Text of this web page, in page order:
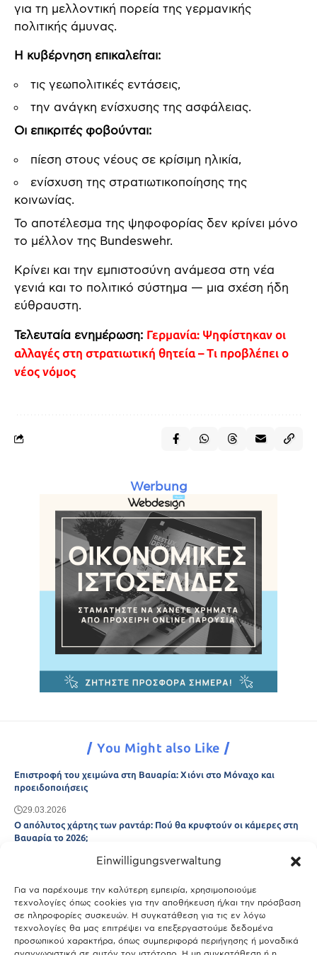
Einwilligungsverwaltung
Για να παρέχουμε την καλύτερη εμπειρία, χρησιμοποιούμε
τεχνολογίες όπως cookies για την αποθήκευση ή/και την πρόσβαση
σε πληροφορίες συσκευών. Η συγκατάθεση για τις εν λόγω
τεχνολογίες θα μας επιτρέψει να επεξεργαστούμε δεδομένα
προσωπικού χαρακτήρα, όπως συμπεριφορά περιήγησης ή μοναδικά
για τη μελλοντική πορεία της γερμανικής
πολιτικής άμυνας.
Η κυβέρνηση επικαλείται:
τις γεωπολιτικές εντάσεις,
την ανάγκη ενίσχυσης της ασφάλειας.
Οι επικριτές φοβούνται:
πίεση στους νέους σε κρίσιμη ηλικία,
ενίσχυση της στρατιωτικοποίησης της
κοινωνίας.
Το αποτέλεσμα της ψηφοφορίας δεν κρίνει μόνο
το μέλλον της Bundeswehr.
Κρίνει και την εμπιστοσύνη ανάμεσα στη νέα
γενιά και το πολιτικό σύστημα — μια σχέση ήδη
εύθραυστη.
Τελευταία ενημέρωση: Γερμανία: Ψηφίστηκαν οι
αλλαγές στη στρατιωτική θητεία – Τι προβλέπει ο
νέος νόμος
Werbung
You Might also Like
Επιστροφή του χειμώνα στη Βαυαρία: Χιόνι στο Μόναχο και
προειδοποιήσεις
29.03.2026
Ο απόλυτος χάρτης των ραντάρ: Πού θα κρυφτούν οι κάμερες στη
Βαυαρία το 2026;
Μόναχο;
25.03.2026
Θύελλα χτυπά το Μόναχο: Κίνδυνος από τους ισχυρούς ανέμους
και τις καταιγίδες